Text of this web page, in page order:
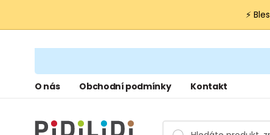
⚡
O nás Obchodní podmínky Kontakt